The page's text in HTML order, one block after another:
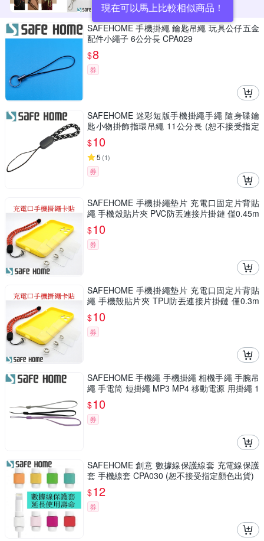
現在可以馬上比較相似商品！
SAFEHOME 手機掛繩 鑰匙吊繩 玩具公仔五金
配件小繩子 6公分長 CPA029
$8
券
SAFEHOME 迷彩短版手機掛繩手繩 隨身碟鑰
匙小物掛飾指環吊繩 11公分長 (恕不接受指定
顏色出貨) CPA045
$10
5 (1)
券
SAFEHOME 手機掛繩墊片 充電口固定片背貼
繩 手機殼貼片夾 PVC防丟連接片掛鏈 僅0.45m
m 厚 CPA043
$10
券
SAFEHOME 手機掛繩墊片 充電口固定片背貼
繩 手機殼貼片夾 TPU防丟連接片掛鏈 僅0.3m
m 厚 CPA042
$10
券
SAFEHOME 手機繩 手機掛繩 相機手繩 手腕吊
繩 手電筒 短掛繩 MP3 MP4 移動電源 用掛繩 1
3公分長 CPA017
$10
券
SAFEHOME 創意 數據線保護線套 充電線保護
套 手機線套 CPA030 (恕不接受指定顏色出貨)
$12
券